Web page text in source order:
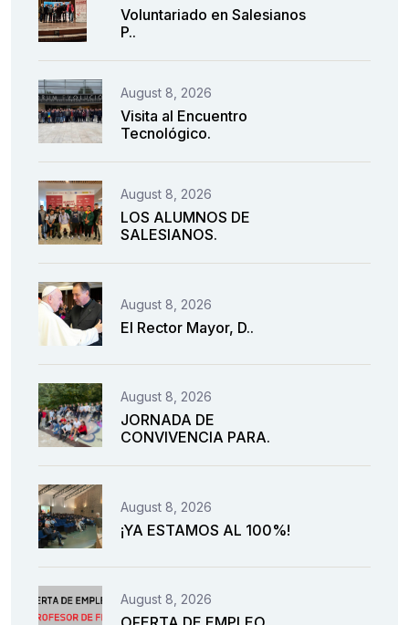
Voluntariado en Salesianos
P..
August 8, 2026
Visita al Encuentro
Tecnológico.
August 8, 2026
LOS ALUMNOS DE
SALESIANOS.
August 8, 2026
El Rector Mayor, D..
August 8, 2026
JORNADA DE
CONVIVENCIA PARA.
August 8, 2026
¡YA ESTAMOS AL 100%!
August 8, 2026